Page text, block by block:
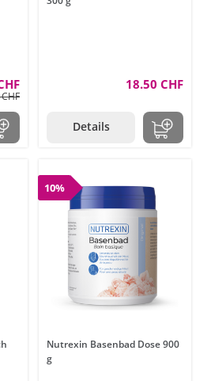
18.50 CHF
Details
10%
Nutrexin Basenbad Dose 900
g